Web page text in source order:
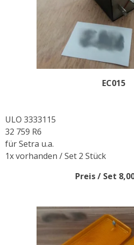
EC015
ULO 3333115
32 759 R6
für Setra u.a.
1x vorhanden / Set 2 Stück
Preis / Set